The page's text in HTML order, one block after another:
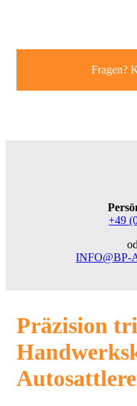
Fragen?
+49
INFO@BP-
Präzision